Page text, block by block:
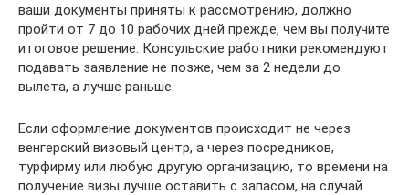
ваши документы приняты к рассмотрению, должно
пройти от 7 до 10 рабочих дней прежде, чем вы получите
итоговое решение. Консульские работники рекомендуют
подавать заявление не позже, чем за 2 недели до
вылета, а лучше раньше.
Если оформление документов происходит не через
венгерский визовый центр, а через посредников,
турфирму или любую другую организацию, то времени на
получение визы лучше оставить с запасом, на случай